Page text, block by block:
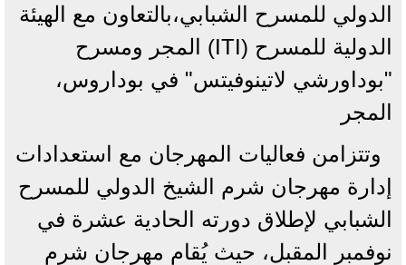
الدولي للمسرح الشبابي،بالتعاون مع الهيئة
الدولية للمسرح (ITI) المجر ومسرح
"بوداورشي لاتينوفيتس" في بوداروس،
المجر
وتتزامن فعاليات المهرجان مع استعدادات
إدارة مهرجان شرم الشيخ الدولي للمسرح
الشبابي لإطلاق دورته الحادية عشرة في
نوفمبر المقبل، حيث يُقام مهرجان شرم